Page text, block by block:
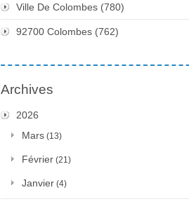
Ville De Colombes (780)
92700 Colombes (762)
Archives
2026
Mars (13)
Février (21)
Janvier (4)